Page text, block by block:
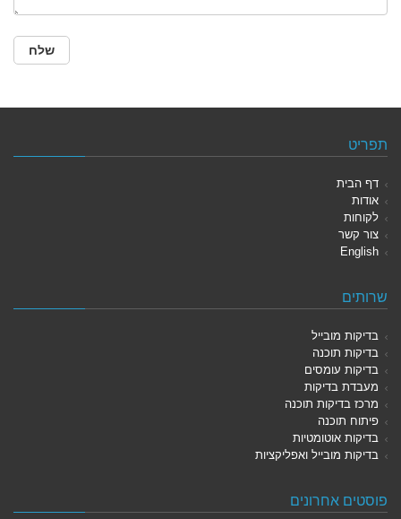
תפריט
דף הבית
אודות
לקוחות
צור קשר
English
שרותים
בדיקות מובייל
בדיקות תוכנה
בדיקות עומסים
מעבדת בדיקות
מרכז בדיקות תוכנה
פיתוח תוכנה
בדיקות אוטומטיות
בדיקות מובייל ואפליקציות
פוסטים אחרונים